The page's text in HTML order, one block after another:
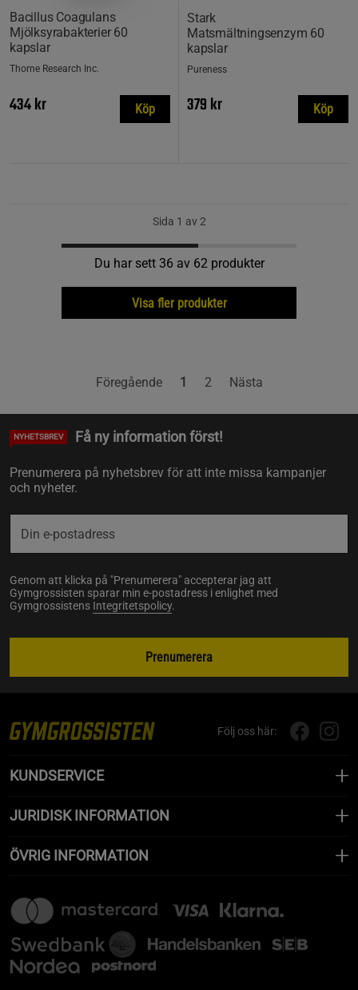
Bacillus Coagulans
Mjölksyrabakterier 60
kapslar
Thorne Research Inc.
434 kr Köp
Stark
Matsmältningsenzym 60
kapslar
Pureness
379 kr Köp
Sida 1 av 2
Du har sett 36 av 62 produkter
Visa fler produkter
Föregående 1 2 Nästa
NYHETSBREV Få ny information först!
Prenumerera på nyhetsbrev för att inte missa kampanjer
och nyheter.
Genom att klicka på "Prenumerera" accepterar jag att
Gymgrossisten sparar min e-postadress i enlighet med
Gymgrossistens Integritetspolicy.
Prenumerera
Följ oss här:
KUNDSERVICE
JURIDISK INFORMATION
ÖVRIG INFORMATION